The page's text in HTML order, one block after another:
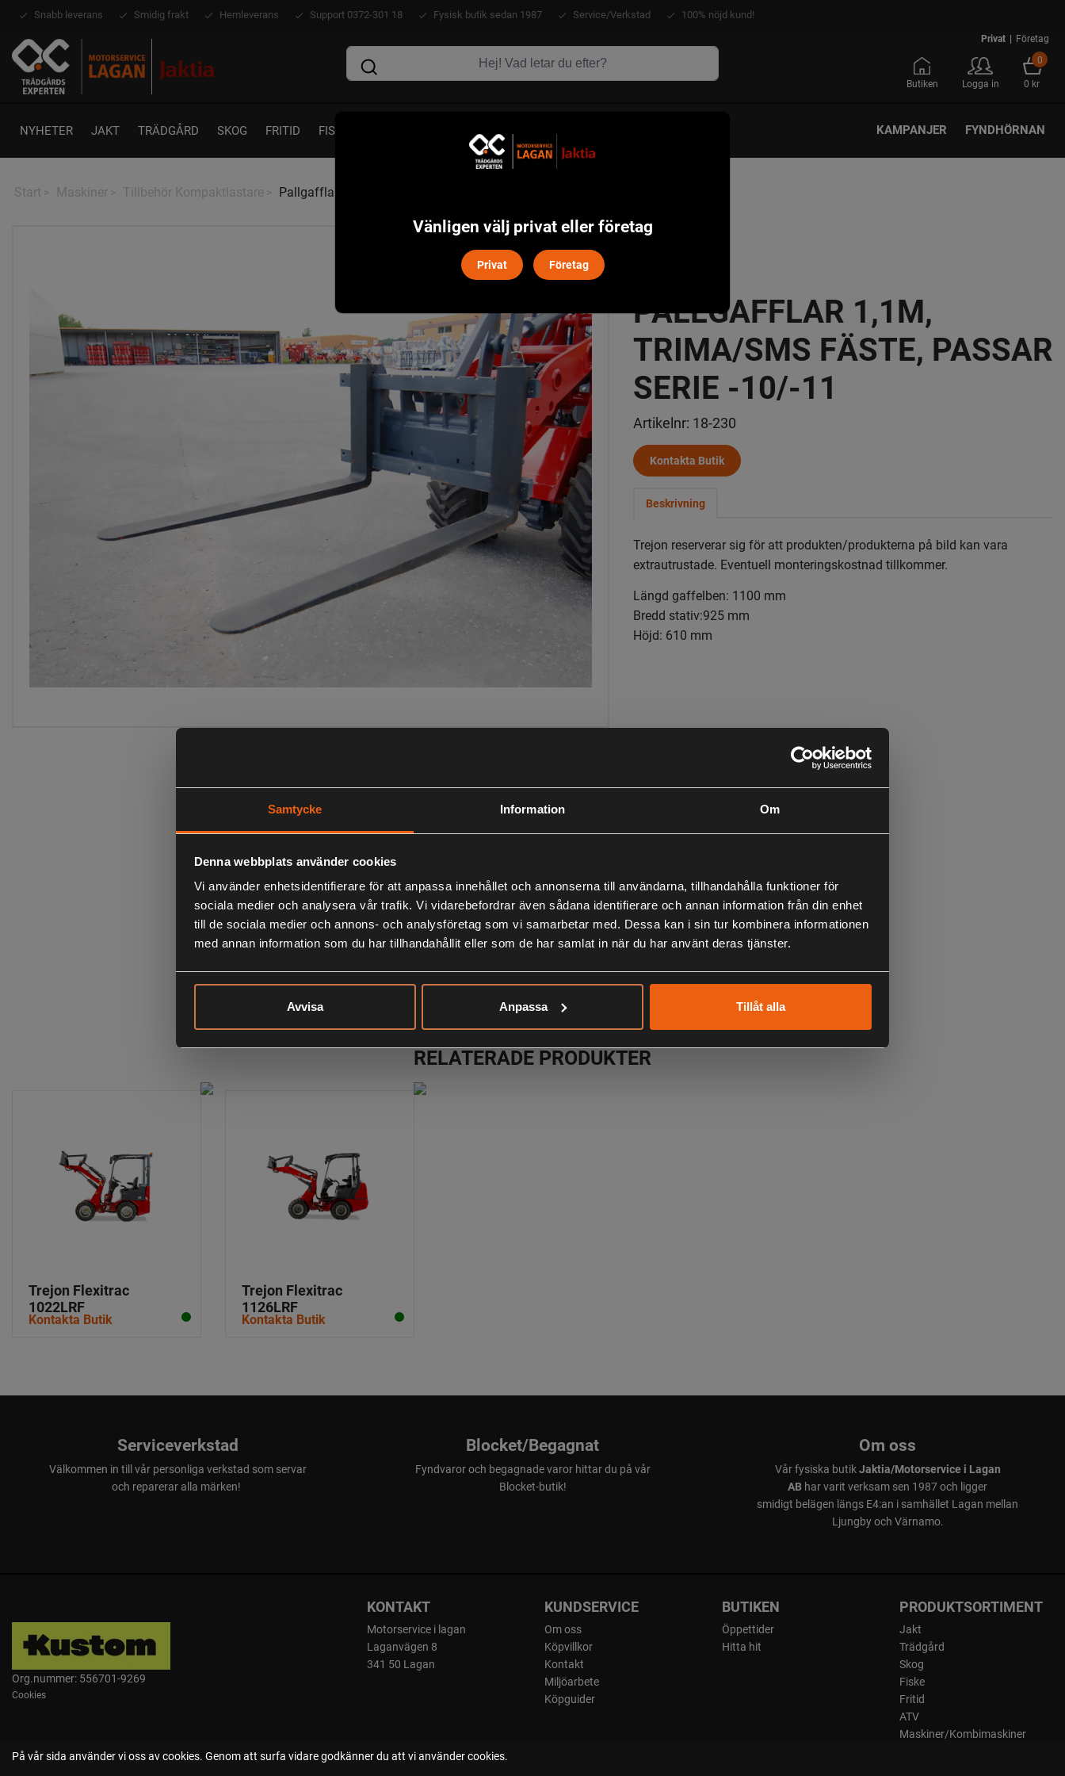
Samtycke Information Om
Denna webbplats använder cookies
Vi använder enhetsidentifierare för att anpassa innehållet och annonserna till användarna, tillhandahålla funktioner för
sociala medier och analysera vår trafik. Vi vidarebefordrar även sådana identifierare och annan information från din enhet
till de sociala medier och annons- och analysföretag som vi samarbetar med. Dessa kan i sin tur kombinera informationen
med annan information som du har tillhandahållit eller som de har samlat in när du har använt deras tjänster.
Avvisa Anpassa Tillåt alla
Snabb leverans Smidig frakt Hemleverans Support 0372-301 18 Fysisk butik sedan 1987 Service/Verkstad 100% nöjd kund!
Privat | Företag
Butiken Logga in
0
0 kr
NYHETER JAKT TRÄDGÅRD SKOG FRITID FISKE KAMPANJER FYNDHÖRNAN
Start > Maskiner > Tillbehör Kompaktlastare > Pallgafflar 1,1m, Trima/SMS fäste, passar serie -10/-11
PALLGAFFLAR 1,1M,
TRIMA/SMS FÄSTE, PASSAR
SERIE -10/-11
Artikelnr: 18-230
Kontakta Butik
Beskrivning
Trejon reserverar sig för att produkten/produkterna på bild kan vara
extrautrustade. Eventuell monteringskostnad tillkommer.
Längd gaffelben: 1100 mm
Bredd stativ:925 mm
Höjd: 610 mm
LIKNANDE PRODUKTER
KÖPS OFTA TILLSAMMANS
ANDRA HAR OCKSÅ TITTAT PÅ
RELATERADE PRODUKTER
Trejon Flexitrac
1022LRF
Kontakta Butik
Trejon Flexitrac
1126LRF
Kontakta Butik
Serviceverkstad
Välkommen in till vår personliga verkstad som servar
och reparerar alla märken!
Blocket/Begagnat
Fyndvaror och begagnade varor hittar du på vår
Blocket-butik!
Om oss
Vår fysiska butikJaktia/Motorservice i Lagan
AB har varit verksam sen 1987 och ligger
smidigt belägen längs E4:an i samhället Lagan mellan
Ljungby och Värnamo.
Org.nummer: 556701-9269
Cookies
KONTAKT
Motorservice i lagan
Laganvägen 8
341 50 Lagan
KUNDSERVICE
Om oss
Köpvillkor
Kontakt
Miljöarbete
Köpguider
BUTIKEN
Öppettider
Hitta hit
PRODUKTSORTIMENT
Jakt
Trädgård
Skog
Fiske
Fritid
ATV
Maskiner/Kombimaskiner
Vänligen välj privat eller företag
Privat Företag
På vår sida använder vi oss av cookies. Genom att surfa vidare godkänner du att vi använder cookies.